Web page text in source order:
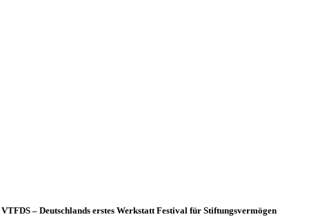
VTFDS – Deutschlands erstes Werkstatt Festival für Stiftungsvermögen